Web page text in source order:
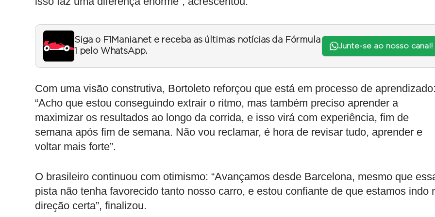
Siga o F1Mania.net e receba as últimas notícias da Fórmula
1 pelo WhatsApp.
Junte-se ao nosso canal!
Com uma visão construtiva, Bortoleto reforçou que está em processo de aprendizado:
“Acho que estou conseguindo extrair o ritmo, mas também preciso aprender a
maximizar os resultados ao longo da corrida, e isso virá com experiência, fim de
semana após fim de semana. Não vou reclamar, é hora de revisar tudo, aprender e
voltar mais forte”.
O brasileiro continuou com otimismo: “Avançamos desde Barcelona, mesmo que
pista não tenha favorecido tanto nosso carro, e estou confiante de que estamos indo
direção certa”, finalizou.